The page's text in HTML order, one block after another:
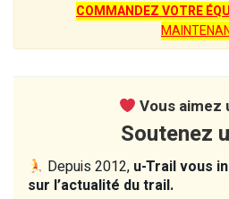
COMMANDEZ VOTRE
Vous aimez
Soutenez
Depuis 2012, u-Trail vous
sur l’actualité du trail.